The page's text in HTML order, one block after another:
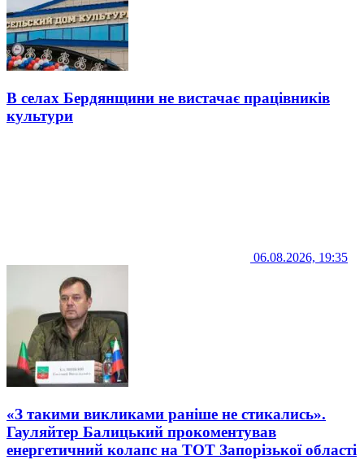
В селах Бердянщини не вистачає працівників
культури
06.08.2026, 19:35
«З такими викликами раніше не стикались».
Гауляйтер Балицький прокоментував
енергетичний колапс на ТОТ Запорізької області